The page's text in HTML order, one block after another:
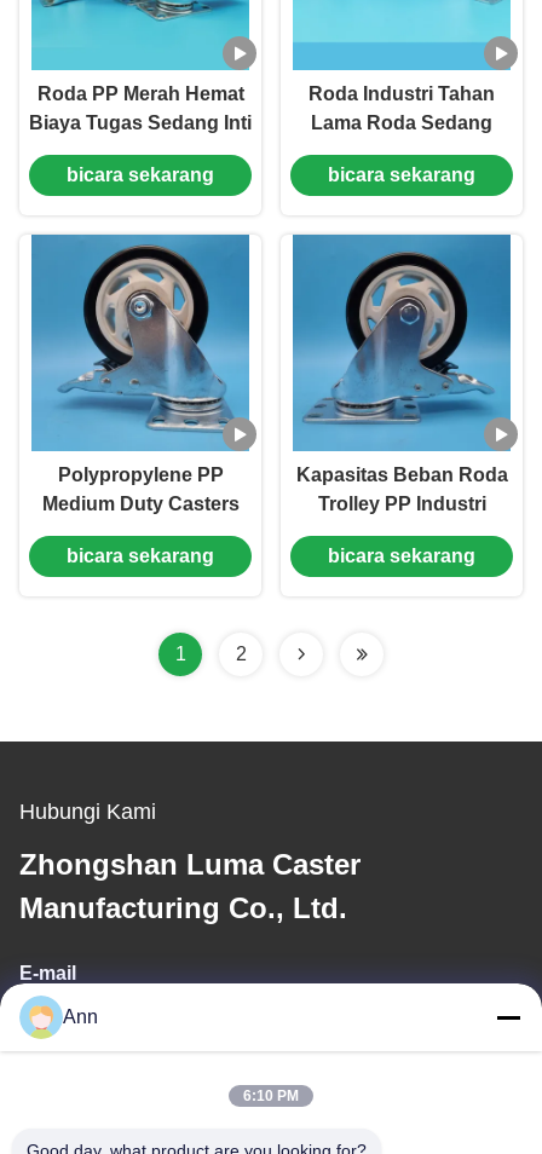
Roda PP Merah Hemat
Biaya Tugas Sedang Inti
Karet Industri Makanan
Pengolahan Makanan
bicara sekarang
Roda Industri Tahan
Lama Roda Sedang
Roda TPR 4 "Kaku
Putar yang Dapat
Kereta Belanja
bicara sekarang
Polypropylene PP
Medium Duty Casters
Roda Tunggal 5 "
Casters Kunci kaku
kelembaban.
bicara sekarang
Kapasitas Beban Roda
Trolley PP Industri
Roller Tugas Menengah
Roda Tunggal 4 " Roller
Lebih Tinggi.
bicara sekarang
1 2
Hubungi Kami
Zhongshan Luma Caster
Manufacturing Co., Ltd.
E-mail
ann@industrialwheelcasters.com
Ann
6:10 PM